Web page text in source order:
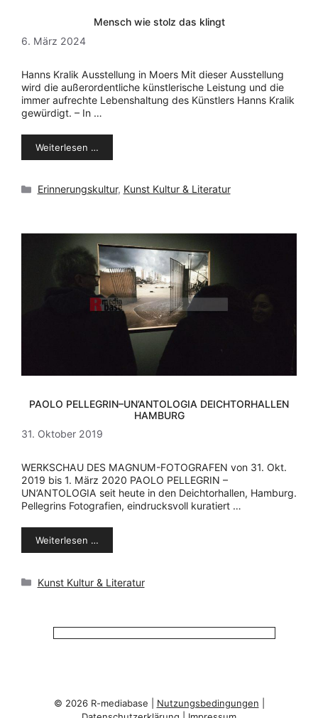
Mensch wie stolz das klingt
6. März 2024
Hanns Kralik Ausstellung in Moers Mit dieser Ausstellung
wird die außerordentliche künstlerische Leistung und die
immer aufrechte Lebenshaltung des Künstlers Hanns Kralik
gewürdigt. – In …
Weiterlesen …
Kategorien
Erinnerungskultur, Kunst Kultur & Literatur
PAOLO PELLEGRIN–UN’ANTOLOGIA DEICHTORHALLEN
HAMBURG
31. Oktober 2019
WERKSCHAU DES MAGNUM-FOTOGRAFEN von 31. Okt.
2019 bis 1. März 2020 PAOLO PELLEGRIN –
UN’ANTOLOGIA seit heute in den Deichtorhallen, Hamburg.
Pellegrins Fotografien, eindrucksvoll kuratiert …
Weiterlesen …
Kategorien
Kunst Kultur & Literatur
© 2026 R-mediabase | Nutzungsbedingungen